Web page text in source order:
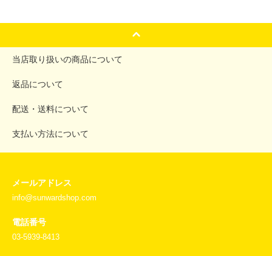
当店取り扱いの商品について
返品について
配送・送料について
支払い方法について
メールアドレス
info@sunwardshop.com
電話番号
03-5939-8413